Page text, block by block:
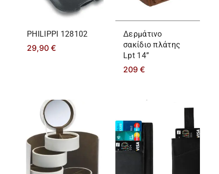
PHILIPPΙ 128102
29,90 €
Δερμάτινο
σακίδιο πλάτης
Lpt 14”
209 €